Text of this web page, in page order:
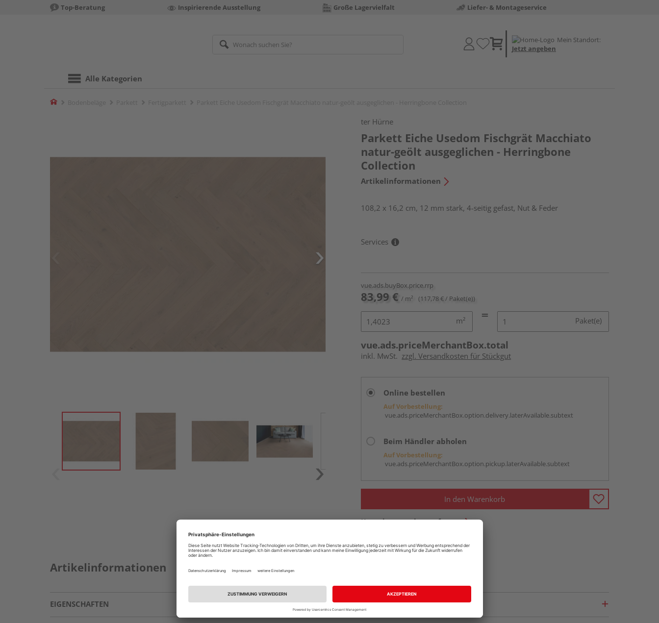
Top-Beratung Inspirierende Ausstellung Große Lagervielfalt Liefer- & Montageservice
Mein Standort:
Jetzt angeben
Alle Kategorien
Home
ter Hürne
Parkett Eiche Usedom Fischgrät Macchiato
natur-geölt ausgeglichen - Herringbone
Collection
Artikelinformationen
108,2 x 16,2 cm, 12 mm stark, 4-seitig gefast, Nut & Feder
Services
vue.ads.buyBox.price.rrp
83,99 € / m² (117,78 € / Paket(e))
m² Paket(e)
vue.ads.priceMerchantBox.total
inkl. MwSt. zzgl. Versandkosten für Stückgut
Online bestellen
Auf Vorbestellung:
vue.ads.priceMerchantBox.option.delivery.laterAvailable.subtext
Beim Händler abholen
Auf Vorbestellung:
vue.ads.priceMerchantBox.option.pickup.laterAvailable.subtext
In den Warenkorb
Komplettangebot anfragen
Artikelinformationen
EIGENSCHAFTEN